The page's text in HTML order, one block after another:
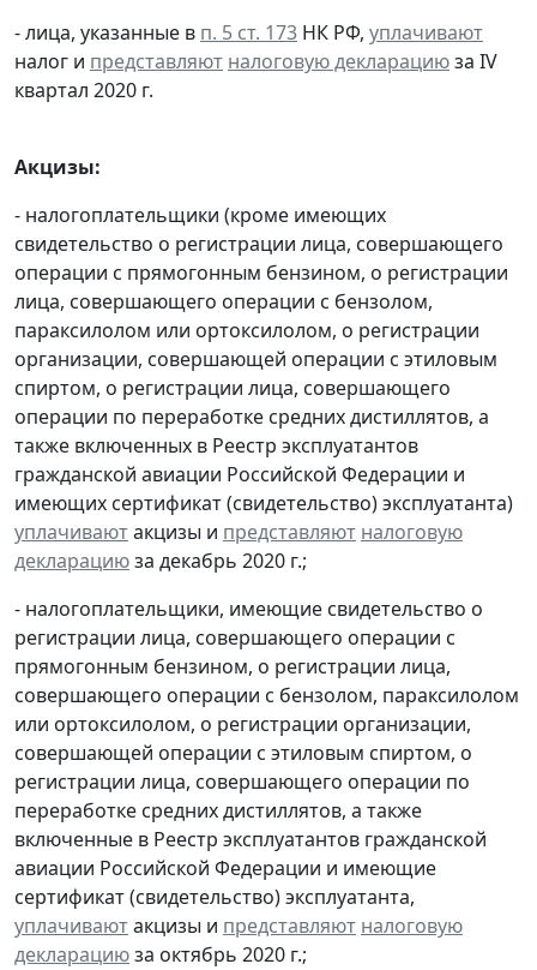
- лица, указанные в п. 5 ст. 173 НК РФ, уплачивают
налог и представляют налоговую декларациюза IV
квартал 2020 г.
Акцизы:
- налогоплательщики (кроме имеющих
свидетельство о регистрации лица, совершающего
операции с прямогонным бензином, о регистрации
лица, совершающего операции с бензолом,
параксилолом или ортоксилолом, о регистрации
организации, совершающей операции с этиловым
спиртом, о регистрации лица, совершающего
операции по переработке средних дистиллятов, а
также включенных в Реестр эксплуатантов
гражданской авиации Российской Федерации и
имеющих сертификат (свидетельство) эксплуатанта)
уплачиваютакцизы и представляют налоговую
декларациюза декабрь 2020 г.;
- налогоплательщики, имеющие свидетельство о
регистрации лица, совершающего операции с
прямогонным бензином, о регистрации лица,
совершающего операции с бензолом, параксилолом
или ортоксилолом, о регистрации организации,
совершающей операции с этиловым спиртом, о
регистрации лица, совершающего операции по
переработке средних дистиллятов, а также
включенные в Реестр эксплуатантов гражданской
авиации Российской Федерации и имеющие
сертификат (свидетельство) эксплуатанта,
уплачиваютакцизы и представляют налоговую
декларациюза октябрь 2020 г.;